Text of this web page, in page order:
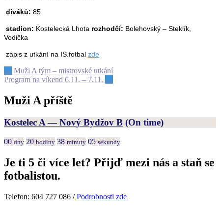
diváků: 85
stadion: Kostelecká Lhota rozhodčí: Bolehovský – Steklík,
Vodička
zápis z utkání na IS.fotbal zde
Post
navigation
← Muži A tým – mistrovské utkání
Program na víkend 6.11. – 7.11. →
Muži A příště
Kostelec A — Nový Bydžov B (On time)
00 dny 20 hodiny 38 minuty 05 sekundy
Je ti 5 či více let? Přijď mezi nás a staň se
fotbalistou.
Telefon: 604 727 086 /Podrobnosti zde